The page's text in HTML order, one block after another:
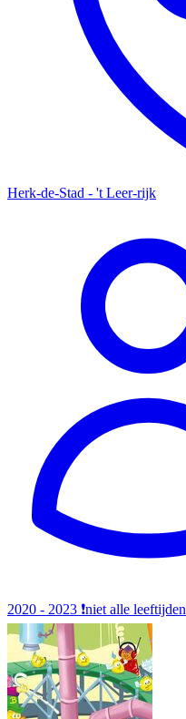
Herk-de-Stad - 't Leer-rijk
2020 - 2023 ❗️niet alle leeftijden